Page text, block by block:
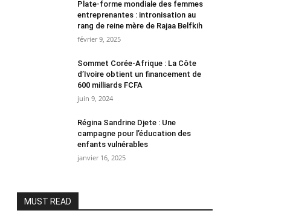
Plate-forme mondiale des femmes
entreprenantes : intronisation au
rang de reine mère de Rajaa Belfkih
février 9, 2025
Sommet Corée-Afrique : La Côte
d’Ivoire obtient un financement de
600 milliards FCFA
juin 9, 2024
Régina Sandrine Djete : Une
campagne pour l’éducation des
enfants vulnérables
janvier 16, 2025
MUST READ